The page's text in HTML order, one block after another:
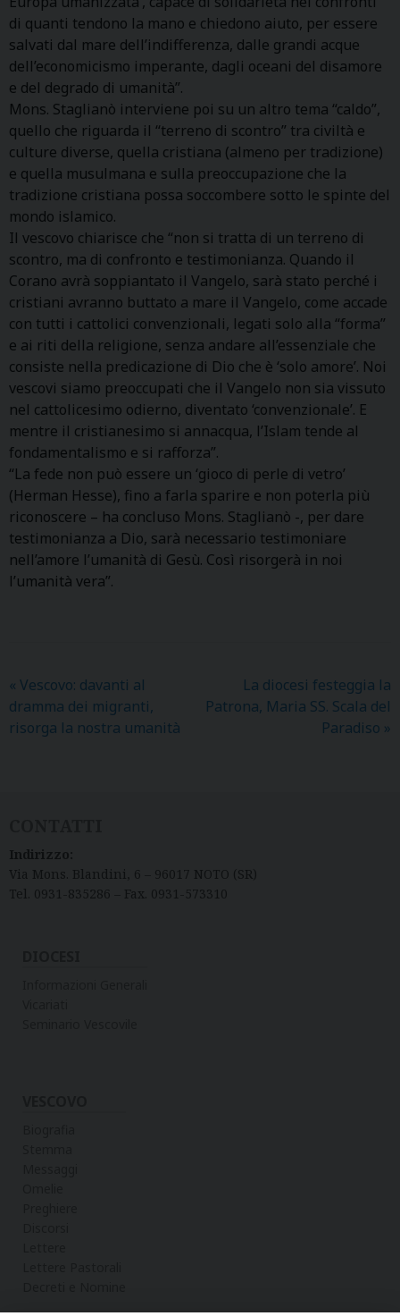
di quanti tendono la mano e chiedono aiuto, per essere
salvati dal mare dell’indifferenza, dalle grandi acque
dell’economicismo imperante, dagli oceani del disamore
e del degrado di umanità”.
Mons. Staglianò interviene poi su un altro tema “caldo”,
quello che riguarda il “terreno di scontro” tra civiltà e
culture diverse, quella cristiana (almeno per tradizione)
e quella musulmana e sulla preoccupazione che la
tradizione cristiana possa soccombere sotto le spinte del
mondo islamico.
Il vescovo chiarisce che “non si tratta di un terreno di
scontro, ma di confronto e testimonianza. Quando il
Corano avrà soppiantato il Vangelo, sarà stato perché i
cristiani avranno buttato a mare il Vangelo, come accade
con tutti i cattolici convenzionali, legati solo alla “forma”
e ai riti della religione, senza andare all’essenziale che
consiste nella predicazione di Dio che è ‘solo amore’. Noi
vescovi siamo preoccupati che il Vangelo non sia vissuto
nel cattolicesimo odierno, diventato ‘convenzionale’. E
mentre il cristianesimo si annacqua, l’Islam tende al
fondamentalismo e si rafforza”.
“La fede non può essere un ‘gioco di perle di vetro’
(Herman Hesse), fino a farla sparire e non poterla più
riconoscere – ha concluso Mons. Staglianò -, per dare
testimonianza a Dio, sarà necessario testimoniare
nell’amore l’umanità di Gesù. Così risorgerà in noi
l’umanità vera”.
« Vescovo: davanti al
dramma dei migranti,
risorga la nostra umanità
La diocesi festeggia la
Patrona, Maria SS. Scala del
Paradiso »
Indirizzo:
Via Mons. Blandini, 6 – 96017 NOTO (SR)
Tel. 0931-835286 – Fax. 0931-573310